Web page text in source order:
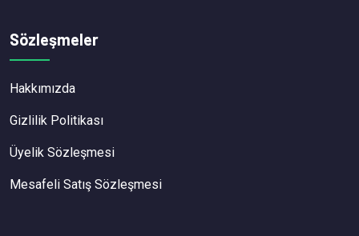
Sözleşmeler
Hakkımızda
Gizlilik Politikası
Üyelik Sözleşmesi
Mesafeli Satış Sözleşmesi